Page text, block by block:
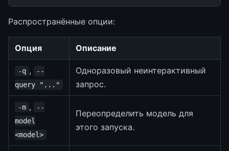
Распространённые опции:
Опция Описание
-q ,
--
query "..."
Одноразовый неинтерактивный
запрос.
-m ,
--
model
<model>
Переопределить модель для
этого запуска.